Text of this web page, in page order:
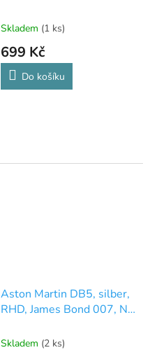
Skladem (1 ks)
699 Kč
Do košíku
Aston Martin DB5, silber,
RHD, James Bond 007, No
Skladem (2 ks)